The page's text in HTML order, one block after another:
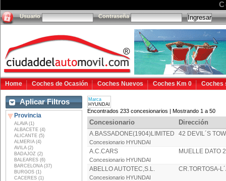
Usuario Contraseña
Home Coches de Ocasión Coches Nuevos Coches Km 0 Coches
Aplicar Filtros
Provincia
ALAVA (1)
ALBACETE (4)
ALICANTE (5)
ALMERIA (4)
AVILA (2)
BADAJOZ (2)
BALEARES (6)
BARCELONA (37)
BURGOS (1)
CACERES (1)
Marca
HYUNDAI
Encontrados 233 concesionarios | Mostrando 1 a 50
Concesionario Dirección
A.BASSADONE(1904)LIMITED 42 DEVIL´S
Concesionario HYUNDAI
A.C.CARS MUELLE DATO
Concesionario HYUNDAI
ABELLO AUTOTEC,S.L. CR.TORTOSA-
Concesionario HYUNDAI